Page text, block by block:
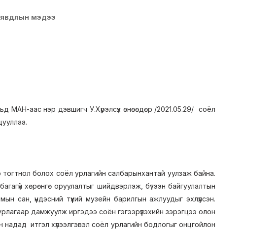
явдлын мэдээ
МАН-аас нэр дэвшигч У.Хүрэлсүх өнөөдөр /2021.05.29/ соёл
болох соёл урлагийн салбарынхантай уулзаж байна.
хөрөнгө оруулалтыг шийдвэрлэж, бүтээн байгуулалтын
сан, үндэсний түүхий музейн барилгын ажлуудыг эхлүүлсэн.
дамжуулж иргэдээ соён гэгээрүүлэхийн зэрэгцээ олон
итгэл хүлээлгэвэл соёл урлагийн бодлогыг онцгойлон